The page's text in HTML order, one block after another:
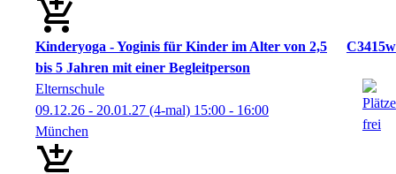
Kinderyoga - Yoginis für Kinder im Alter von 2,5
bis 5 Jahren mit einer Begleitperson
C3415w
Elternschule
09.12.26 - 20.01.27 (4-mal) 15:00 - 16:00
München